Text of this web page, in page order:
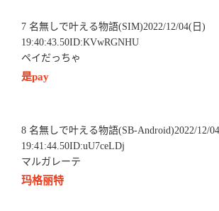
7 名無しで叶える物語(SIM)2022/12/04(日)
19:40:43.50ID:KVwRGNHU
ペイだっちゃ
是pay
8 名無しで叶える物語(SB-Android)2022/12/
19:41:44.50ID:uU7ceLDj
マルガレーテ
玛格丽特